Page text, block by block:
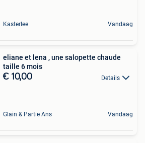
Kasterlee Vandaag
eliane et lena , une salopette chaude
taille 6 mois
€ 10,00 Details
Glain & Partie Ans Vandaag